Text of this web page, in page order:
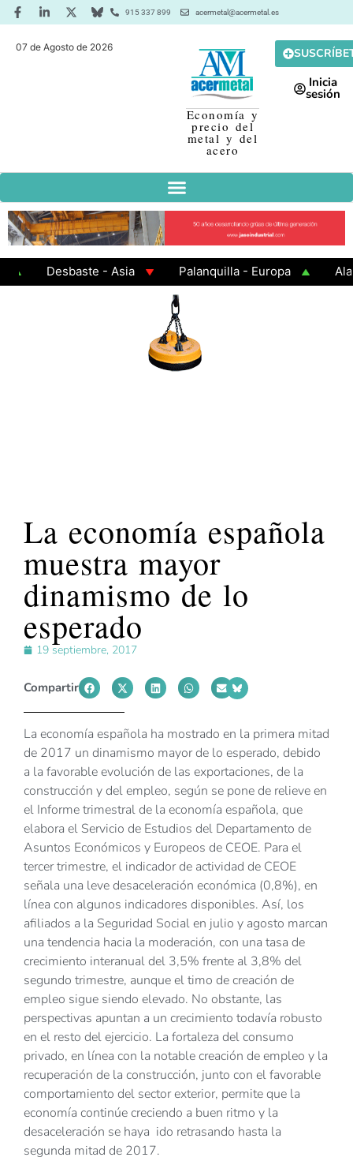
915 337 899 acermetal@acermetal.es
07 de Agosto de 2026
Economía y
precio del
metal y del
acero
Inicia
sesión
Desbaste - Asia Palanquilla - Europa
Chapa Laminada en Caliente
La economía española
muestra mayor
dinamismo de lo
esperado
19 septiembre, 2017
Compartir
La economía española ha mostrado en la primera mitad
de 2017 un dinamismo mayor de lo esperado, debido
a la favorable evolución de las exportaciones, de la
construcción y del empleo, según se pone de relieve en
el Informe trimestral de la economía española, que
elabora el Servicio de Estudios del Departamento de
Asuntos Económicos y Europeos de CEOE. Para el
tercer trimestre, el indicador de actividad de CEOE
señala una leve desaceleración económica (0,8%), en
línea con algunos indicadores disponibles. Así, los
afiliados a la Seguridad Social en julio y agosto marcan
una tendencia hacia la moderación, con una tasa de
crecimiento interanual del 3,5% frente al 3,8% del
segundo trimestre, aunque el timo de creación de
empleo sigue siendo elevado. No obstante, las
perspectivas apuntan a un crecimiento todavía robusto
en el resto del ejercicio. La fortaleza del consumo
privado, en línea con la notable creación de empleo y la
recuperación de la construcción, junto con el favorable
comportamiento del sector exterior, permite que la
economía continúe creciendo a buen ritmo y la
desaceleración se haya ido retrasando hasta la
segunda mitad de 2017.